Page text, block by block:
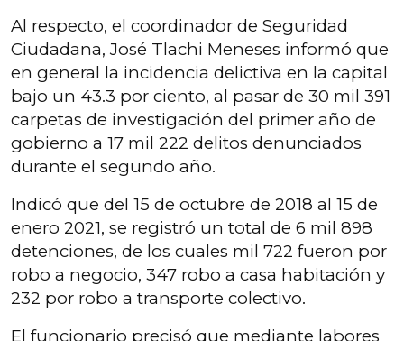
Al respecto, el coordinador de Seguridad
Ciudadana, José Tlachi Meneses informó que
en general la incidencia delictiva en la capital
bajo un 43.3 por ciento, al pasar de 30 mil 391
carpetas de investigación del primer año de
gobierno a 17 mil 222 delitos denunciados
durante el segundo año.
Indicó que del 15 de octubre de 2018 al 15 de
enero 2021, se registró un total de 6 mil 898
detenciones, de los cuales mil 722 fueron por
robo a negocio, 347 robo a casa habitación y
232 por robo a transporte colectivo.
El funcionario precisó que mediante labores